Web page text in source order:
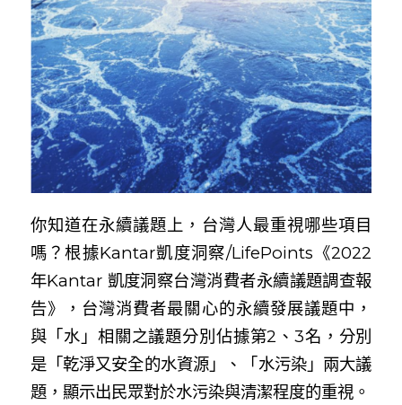
你知道在永續議題上，台灣人最重視哪些項目
嗎？根據Kantar凱度洞察/LifePoints《2022
年Kantar 凱度洞察台灣消費者永續議題調查報
告》，台灣消費者最關心的永續發展議題中，
與「水」相關之議題分別佔據第2、3名，分別
是「乾淨又安全的水資源」、「水污染」兩大議
題，顯示出民眾對於水污染與清潔程度的重視。